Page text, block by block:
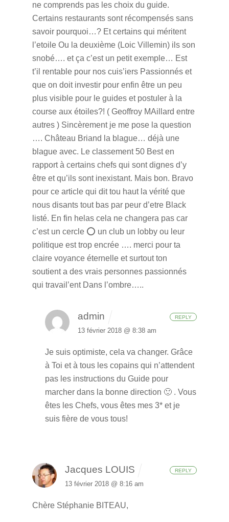
ne comprends pas les choix du guide.
Certains restaurants sont récompensés sans
savoir pourquoi…? Et certains qui méritent
l’etoile Ou la deuxième (Loic Villemin) ils son
snobé…. et ça c’est un petit exemple… Est
t’il rentable pour nos cuis’iers Passionnés et
que on doit investir pour enfin être un peu
plus visible pour le guides et postuler à la
course aux étoiles?! ( Geoffroy MAillard entre
autres ) Sincèrement je me pose la question
…. Château Briand la blague… déjà une
blague avec. Le classement 50 Best en
rapport à certains chefs qui sont dignes d’y
être et qu’ils sont inexistant. Mais bon. Bravo
pour ce article qui dit tou haut la vérité que
nous disants tout bas par peur d’etre Black
listé. En fin helas cela ne changera pas car
c’est un cercle ⭕️ un club un lobby ou leur
politique est trop encrée …. merci pour ta
claire voyance éternelle et surtout ton
soutient a des vrais personnes passionnés
qui travail’ent Dans l’ombre…..
admin
13 février 2018 @ 8:38 am
Je suis optimiste, cela va changer. Grâce
à Toi et à tous les copains qui n’attendent
pas les instructions du Guide pour
marcher dans la bonne direction 🙂 . Vous
êtes les Chefs, vous êtes mes 3* et je
suis fière de vous tous!
REPLY
Jacques LOUIS
13 février 2018 @ 8:16 am
Chère Stéphanie BITEAU,
REPLY